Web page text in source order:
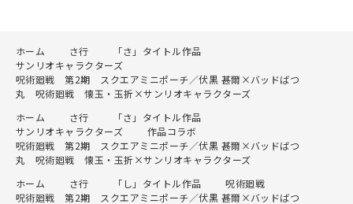
ホーム さ行
「さ」タイトル作品
サンリオキャラクターズ
呪術廻戦 第2期 スクエアミニポーチ／伏黒 甚爾×バッドばつ
丸 呪術廻戦 懐玉・玉折×サンリオキャラクターズ
ホーム
さ行
「さ」タイトル作品
サンリオキャラクターズ
作品コラボ
呪術廻戦 第2期 スクエアミニポーチ／伏黒 甚爾×バッドばつ
丸 呪術廻戦 懐玉・玉折×サンリオキャラクターズ
ホーム
さ行 「し」タイトル作品
呪術廻戦
呪術廻戦 第2期 スクエアミニポーチ／伏黒 甚爾×バッドばつ